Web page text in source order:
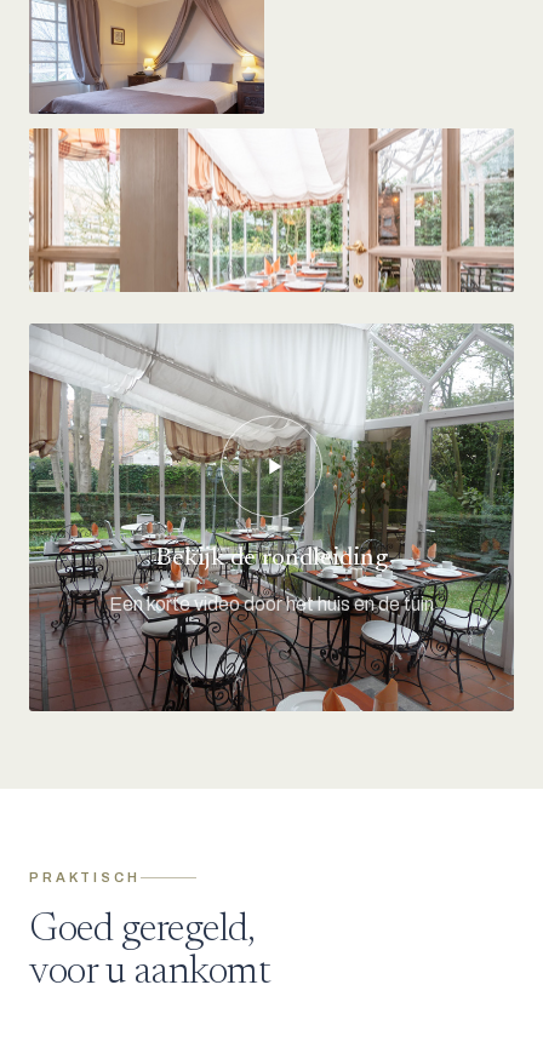
Bekijk de rondleiding
Een korte video door het huis en de tuin
PRAKTISCH
Goed geregeld,
voor u aankomt